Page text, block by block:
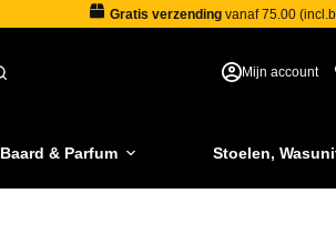
Gratis verzendingvanaf 75.00
Mijn account
& Parfum Stoelen,